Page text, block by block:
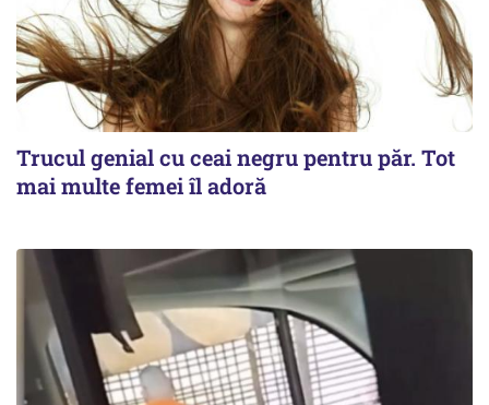
Trucul genial cu ceai negru pentru păr. Tot
mai multe femei îl adoră